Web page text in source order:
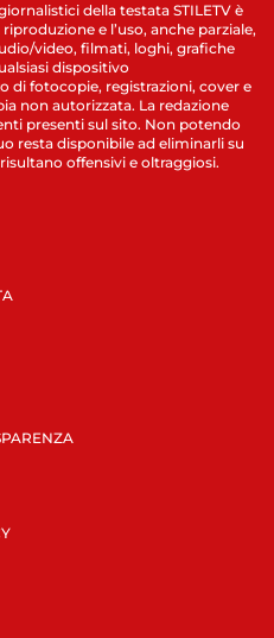
della testata STILETV è
e l’uso, anche parziale,
video, filmati, loghi, grafiche
dispositivo
di fotocopie, registrazioni, cover e
non autorizzata. La redazione
presenti sul sito. Non potendo
resta disponibile ad eliminarli su
offensivi e oltraggiosi.